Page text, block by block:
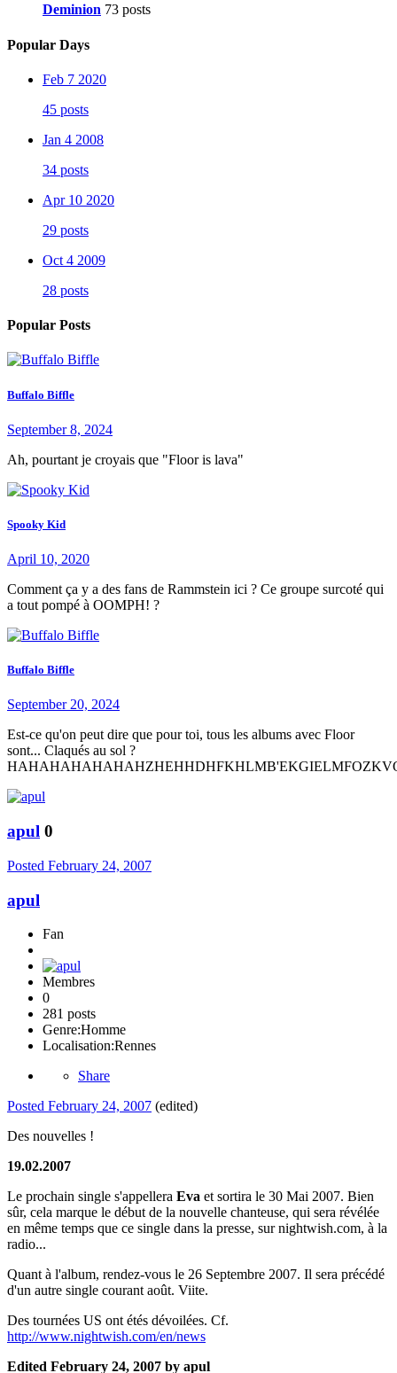
Deminion 73 posts
Popular Days
Feb 7 2020
45 posts
Jan 4 2008
34 posts
Apr 10 2020
29 posts
Oct 4 2009
28 posts
Popular Posts
Buffalo Biffle
September 8, 2024
Ah, pourtant je croyais que "Floor is lava"
Spooky Kid
April 10, 2020
Comment ça y a des fans de Rammstein ici ? Ce groupe surcoté qui
a tout pompé à OOMPH! ?
Buffalo Biffle
September 20, 2024
Est-ce qu'on peut dire que pour toi, tous les albums avec Floor
sont... Claqués au sol ?
apul 0
Posted February 24, 2007
apul
Fan
Membres
0
281 posts
Genre:Homme
Localisation:Rennes
Share
Posted February 24, 2007 (edited)
Des nouvelles !
19.02.2007
Le prochain single s'appellera Eva et sortira le 30 Mai 2007. Bien
sûr, cela marque le début de la nouvelle chanteuse, qui sera révélée
en même temps que ce single dans la presse, sur nightwish.com, à la
radio...
Quant à l'album, rendez-vous le 26 Septembre 2007. Il sera précédé
d'un autre single courant août. Viite.
Des tournées US ont étés dévoilées. Cf.
http://www.nightwish.com/en/news
Edited February 24, 2007 by apul